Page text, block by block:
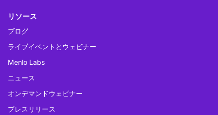
リソース
ブログ
ライブイベントとウェビナー
Menlo Labs
ニュース
オンデマンドウェビナー
プレスリリース